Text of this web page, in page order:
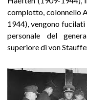
complotto, colonnello
1944), vengono
personale del
superiore di von